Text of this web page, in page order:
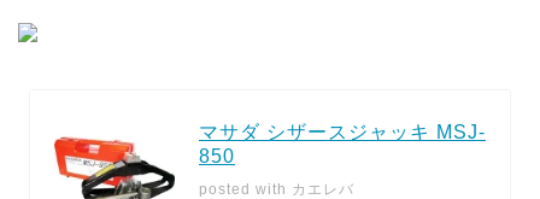
マサダ シザースジャッキ MSJ-
850
posted with カエレバ